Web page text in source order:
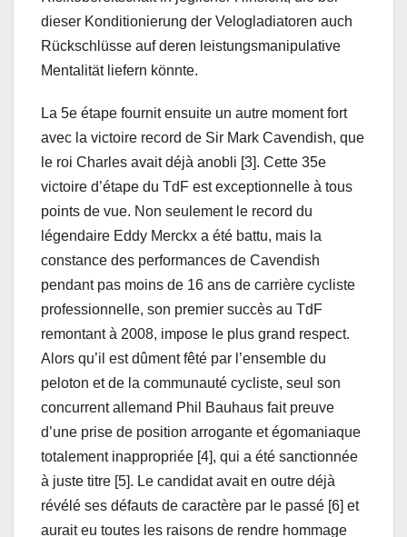
dieser Konditionierung der Velogladiatoren auch
Rückschlüsse auf deren leistungsmanipulative
Mentalität liefern könnte.
La 5e étape fournit ensuite un autre moment fort
avec la victoire record de Sir Mark Cavendish, que
le roi Charles avait déjà anobli [3]. Cette 35e
victoire d’étape du TdF est exceptionnelle à tous
points de vue. Non seulement le record du
légendaire Eddy Merckx a été battu, mais la
constance des performances de Cavendish
pendant pas moins de 16 ans de carrière cycliste
professionnelle, son premier succès au TdF
remontant à 2008, impose le plus grand respect.
Alors qu’il est dûment fêté par l’ensemble du
peloton et de la communauté cycliste, seul son
concurrent allemand Phil Bauhaus fait preuve
d’une prise de position arrogante et égomaniaque
totalement inappropriée [4], qui a été sanctionnée
à juste titre [5]. Le candidat avait en outre déjà
révélé ses défauts de caractère par le passé [6] et
aurait eu toutes les raisons de rendre hommage